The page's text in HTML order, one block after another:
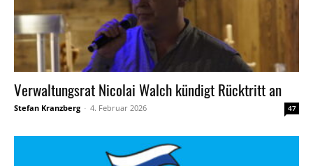
Verwaltungsrat Nicolai Walch kündigt Rücktritt an
Stefan Kranzberg - 4. Februar 2026 47